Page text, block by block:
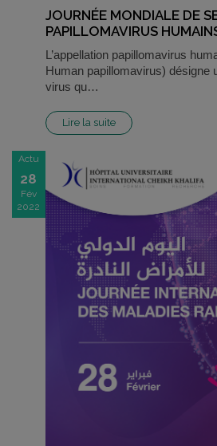
JOURNÉE MONDIALE DE
PAPILLOMAVIRUS
L’appellation papillomavirus
Human papillomavirus) désigne
virus qu…
Lire la suite
Actu
28
Fév
2022